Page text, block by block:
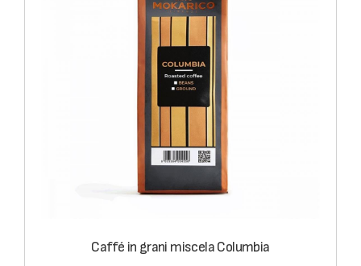
Caffé in grani miscela Columbia